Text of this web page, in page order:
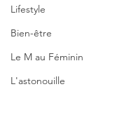
Lifestyle
Bien-être
Le M au Féminin
L'astonouille